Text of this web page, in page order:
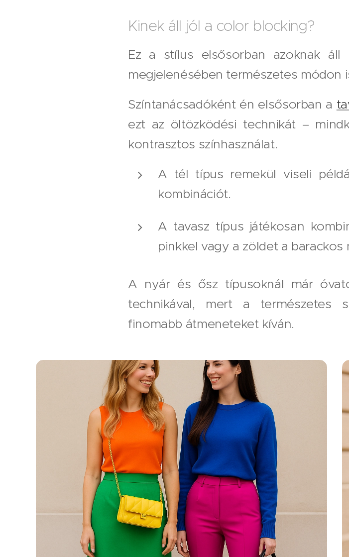
Kinek áll jól a color blocking?
Ez a stílus elsősorban azoknak
megjelenésében természetes módon
Színtanácsadóként én elsősorban a
ezt az öltözködési technikát –
kontrasztos színhasználat.
A tél típus remekül viseli
kombinációt.
A tavasz típus játékosan
pinkkel vagy a zöldet a barackos
A nyár és ősz típusoknál már
technikával, mert a természetes
finomabb átmeneteket kíván.